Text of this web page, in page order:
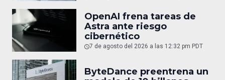
OpenAI frena tareas de
Astra ante riesgo
cibernético
7 de agosto del 2026 a las 12:32 pm PDT
ByteDance preentrena un